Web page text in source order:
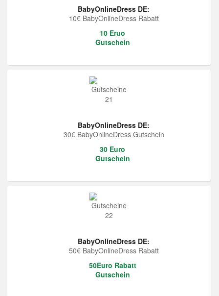
BabyOnlineDress DE:
10€ BabyOnlineDress Rabatt
10 Eruo
Gutschein
BabyOnlineDress DE:
30€ BabyOnlineDress Gutschein
30 Euro
Gutschein
BabyOnlineDress DE:
50€ BabyOnlineDress Rabatt
50Euro Rabatt
Gutschein